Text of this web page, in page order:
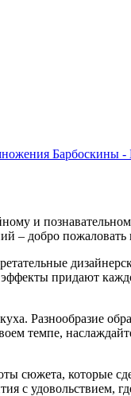
Барбоскины
и
– добро
придают
Разнообразие
темпе,
сюжета, которые
с удовольствием,